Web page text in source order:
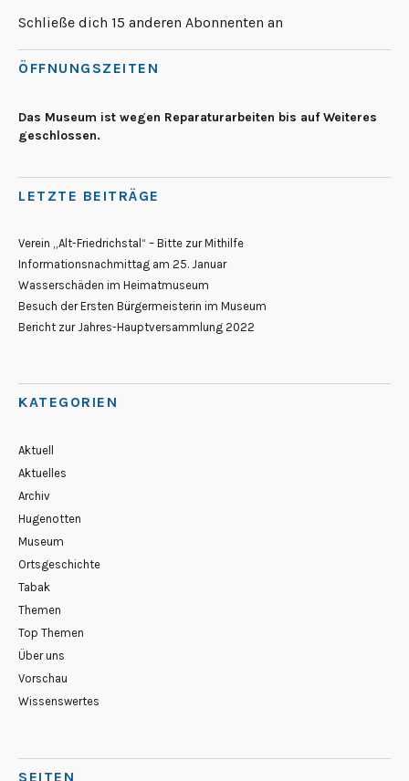
Schließe dich 15 anderen Abonnenten an
ÖFFNUNGSZEITEN
Das Museum ist wegen Reparaturarbeiten bis auf Weiteres
geschlossen.
LETZTE BEITRÄGE
Verein „Alt-Friedrichstal“ – Bitte zur Mithilfe
Informationsnachmittag am 25. Januar
Wasserschäden im Heimatmuseum
Besuch der Ersten Bürgermeisterin im Museum
Bericht zur Jahres-Hauptversammlung 2022
KATEGORIEN
Aktuell
Aktuelles
Archiv
Hugenotten
Museum
Ortsgeschichte
Tabak
Themen
Top Themen
Über uns
Vorschau
Wissenswertes
SEITEN